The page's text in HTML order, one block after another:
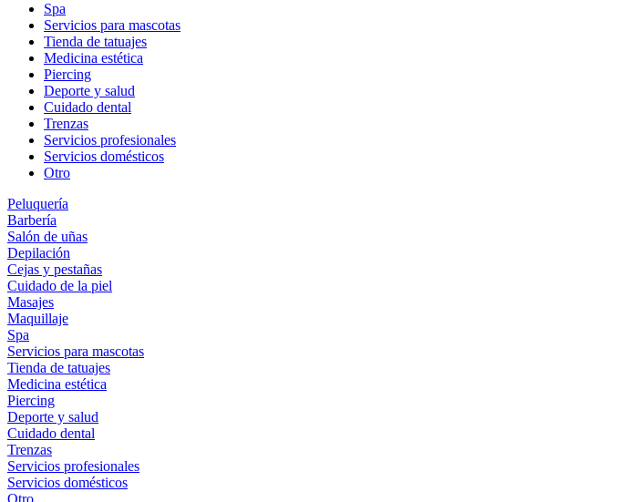
Spa
Servicios para mascotas
Tienda de tatuajes
Medicina estética
Piercing
Deporte y salud
Cuidado dental
Trenzas
Servicios profesionales
Servicios domésticos
Otro
Peluquería
Barbería
Salón de uñas
Depilación
Cejas y pestañas
Cuidado de la piel
Masajes
Maquillaje
Spa
Servicios para mascotas
Tienda de tatuajes
Medicina estética
Piercing
Deporte y salud
Cuidado dental
Trenzas
Servicios profesionales
Servicios domésticos
Otro